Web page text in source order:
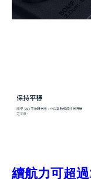
續航力可超